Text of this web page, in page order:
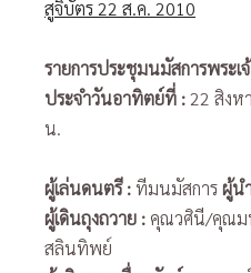
สูจิบัตร 22 ส.ค. 2010
รายการประชุมนมัสการพระเ
ประจำวันอาทิตย์ที่ :22 สิงห
น.
ผู้เล่นดนตรี: ทีมนมัสการผู้น
ผู้เดินถุงถวาย : คุณวศินี/คุณม
สลินทิพย์